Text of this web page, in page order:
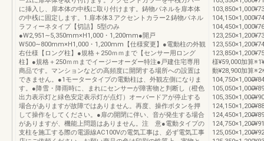
に挿入し、扉本体の中桟に取り付けます。鋳物パネルを扉本体
の中桟に固定します。1.扉本体3.アクセントカラー2.鋳物パネル
ラフィーネタイプ【切詰】5型のみ
●W2,951∼5,350mm×H1,000・1,200mm●開戸
W500∼800mm×H1,000・1,200mm【仕様変更】●電動柱の外観
右仕様【ロング柱】●規格＋250ｍｍまで【センサー用ロング
柱】●規格＋250ｍｍまでイージーオーダー特注●戸建住宅専用
商品です。マンションなどの高頻度に開閉する場所への設置は
できません。●1モータータイプの電動柱は、外観左側になりま
す。●降雪・降雨時に、まれにセンサーが障害物と判断し（橙色
出力表示灯と緑色安定表示灯が点灯）オーバードアが停止する
場合がありますが故障ではありません。再度、操作ボタンを押
して操作をしてください。●扉の開閉に伴い、音が発生する場合
がありますが、機能上問題はありません。注 意●電動タイプの
支柱を施工する際の電源線AC100Vの電気工事は、必ず電気工事
様¥59,000加算
動¥28,900加算